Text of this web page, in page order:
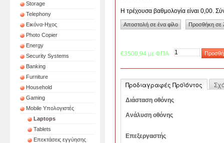
Storage
Telephony
Εικόνα-Ηχος
Photo Copier
Energy
Security Systems
Banking
Furniture
Household
Gaming
Mobile Υπολογιστές
Laptops
Tablets
Επεκτάσεις εγγύησης
Η τρέχουσα βαθμολογία είναι 0,00.
€3500,94 με ΦΠΑ
Προδιαγραφές Προϊόντος
Διάσταση οθόνης
Ανάλυση οθόνης
Επεξεργαστής